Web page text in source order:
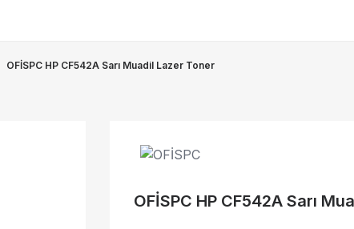
OFİSPC HP CF542A Sarı Muadil Lazer Toner
OFİSPC HP CF542A Sarı